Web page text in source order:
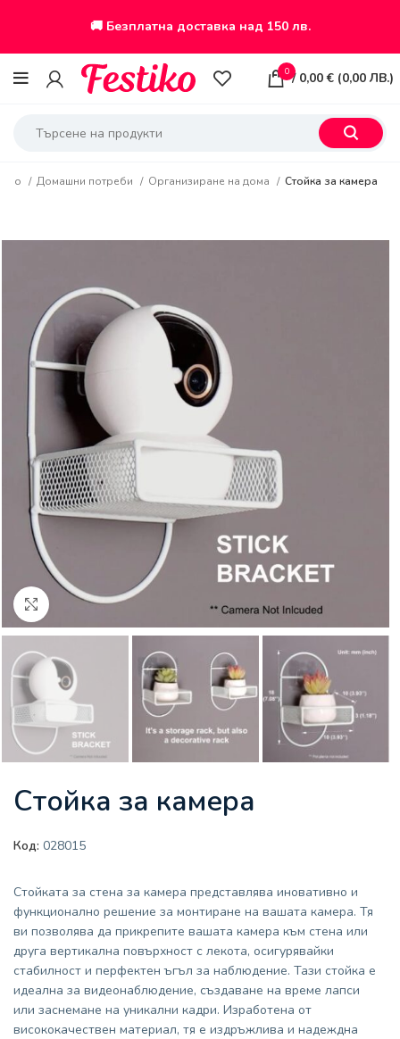
🚚 Безплатна доставка над 150 лв.
0 / 0,00€ (0,00 ЛВ.)
Домашни потреби Организиране на дома Стойка за камера
Увеличи
Стойка за камера
Код: 028015
Стойката за стена за камера представлява иновативно и
функционално решение за монтиране на вашата камера. Тя
ви позволява да прикрепите вашата камера към стена или
друга вертикална повърхност с лекота, осигурявайки
стабилност и перфектен ъгъл за наблюдение. Тази стойка е
идеална за видеонаблюдение, създаване на време лапси
или заснемане на уникални кадри. Изработена от
висококачествен материал, тя е издръжлива и надеждна